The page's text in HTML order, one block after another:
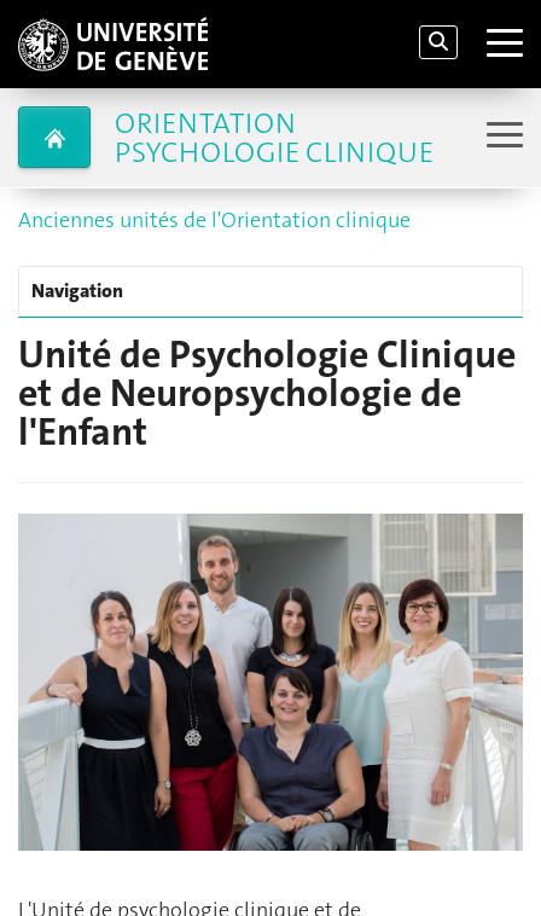
ORIENTATION
PSYCHOLOGIE CLINIQUE
Anciennes unités de l'Orientation clinique
Navigation
Unité de Psychologie Clinique
et de Neuropsychologie de
l'Enfant
L'Unité de psychologie clinique et de